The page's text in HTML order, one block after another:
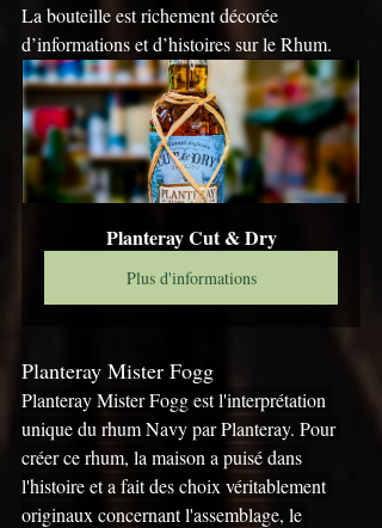
La bouteille est richement décorée
d’informations et d’histoires sur le Rhum.
Planteray Cut & Dry
Plus d'informations
Planteray Mister Fogg
Planteray Mister Fogg est l'interprétation
unique du rhum Navy par Planteray. Pour
créer ce rhum, la maison a puisé dans
l'histoire et a fait des choix véritablement
originaux concernant l'assemblage, le